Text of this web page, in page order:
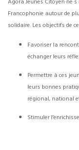
Francophonie autour de
solidaire. Les objectifs de
Favoriser la
échanger leurs
Permettre à ces
leurs bonnes
régional, national
Stimuler